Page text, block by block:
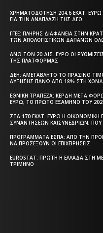
ΧΡΗΜΑΤΟΔΌΤΗΣΗ 204,6 ΕΚΑΤ.
ΓΙΑ ΤΗΝ ΑΝΆΠΛΑΣΗ ΤΗΣ ΔΕΘ
ΓΓΕΕ: ΠΛΉΡΗΣ ΔΙΑΦΆΝΕΙΑ ΣΤΗΝ
ΤΩΝ ΑΠΟΛΟΓΙΣΤΙΚΏΝ ΔΑΠΑΝΏΝ
ΆΝΩ ΤΩΝ 20 ΔΙΣ. ΕΥΡΏ ΟΙ
ΤΗΣ ΠΛΑΤΦΌΡΜΑΣ
ΔΕΗ: ΑΜΕΤΆΒΛΗΤΟ ΤΟ ΠΡΆΣΙΝΟ
ΑΎΞΗΣΗΣ ΠΆΝΩ ΑΠΌ 18% ΣΤΗ
ΕΘΝΙΚΉ ΤΡΆΠΕΖΑ: ΚΈΡΔΗ ΜΕΤΆ
ΕΥΡΏ, ΤΟ ΠΡΏΤΟ ΕΞΆΜΗΝΟ ΤΟΥ
ΣΤΑ 170 ΕΚΑΤ. ΕΥΡΏ Η ΟΙΚΟΝΟΜΙΚΉ
ΣΥΝΑΝΤΉΣΕΩΝ ΚΑΙΣΥΝΕΔΡΊΩΝ, ΠΟΥ
ΠΡΟΓΡΆΜΜΑΤΑ EΣΠΑ: ΑΠΌ ΤΗΝ
ΝΑ ΠΡΟΣΈΞΟΥΝ ΟΙ ΕΠΙΧΕΙΡΉΣΕΙΣ
EUROSTAT: ΠΡΏΤΗ Η ΕΛΛΆΔΑ ΣΤΗ
ΤΡΊΜΗΝΟ